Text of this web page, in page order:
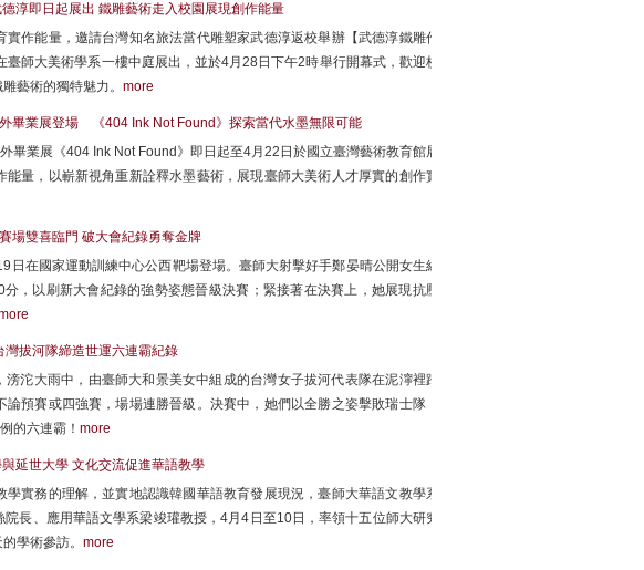
淳即日起展出 鐵雕藝術走入校園展現創作能量
作能量，邀請台灣知名旅法當代雕塑家武德淳返校舉辦【武德淳鐵雕作
師大美術學系一樓中庭展出，並於4月28日下午2時舉行開幕式，歡迎校
藝術的獨特魅力。 more
畢業展登場 《404 Ink Not Found》探索當代水墨無限可能
畢業展《404 Ink Not Found》即日起至4月22日於國立臺灣藝術教育館展
量，以嶄新視角重新詮釋水墨藝術，展現臺師大美術人才厚實的創作實
場雙喜臨門 破大會紀錄勇奪金牌
在國家運動訓練中心公西靶場登場。臺師大射擊好手鄭晏晴公開女生組
，以刷新大會紀錄的強勢姿態晉級決賽；緊接著在決賽上，她展現抗壓
灣拔河隊締造世運六連霸紀錄
沱大雨中，由臺師大和景美女中組成的台灣女子拔河代表隊在泥濘裡踏
預賽或四強賽，場場連勝晉級。決賽中，她們以全勝之姿擊敗瑞士隊，
的六連霸！ more
延世大學 文化交流促進華語教學
實務的理解，並實地認識韓國華語教育發展現況，臺師大華語文教學系
長、應用華語文學系梁竣瓘教授，4月4日至10日，率領十五位師大研究
學術參訪。 more